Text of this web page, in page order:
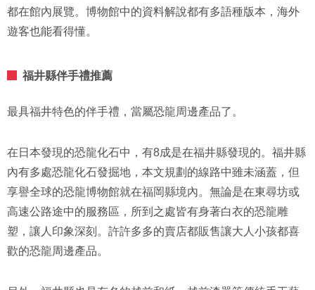
都在館內展覽。博物館中的資料解說都有多語種版本，海外
遊客也能看得懂。
福井縣伴手禮推薦
最具福井特色的伴手禮，當屬恐龍周邊產品了。
在日本發現的恐龍化石中，有8成是在福井縣發現的。福井縣
內有多處恐龍化石發掘地，本文規劃的線路中雖未涵蓋，但
享譽全球的恐龍博物館就在福岡縣境內。無論是在東尋坊或
高速公路途中的服務區，所到之處皆有身著白衣的恐龍雕
塑，讓人印象深刻。許許多多的賣店都販售讓大人小孩都喜
歡的恐龍周邊產品。